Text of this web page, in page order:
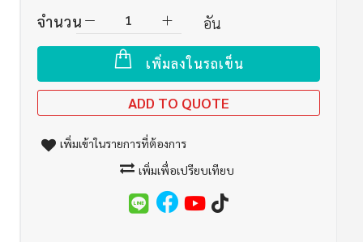
จำนวน อัน
เพิ่มลงในรถเข็น
ADD TO QUOTE
เพิ่มเข้าในรายการที่ต้องการ
เพิ่มเพื่อเปรียบเทียบ